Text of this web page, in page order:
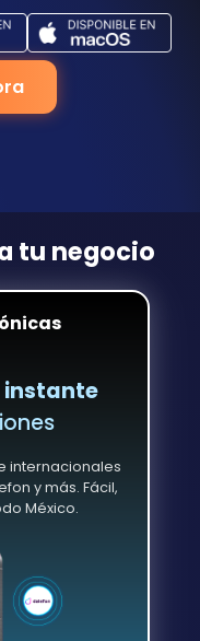
tu negocio
instante
internacionales
y más. Fácil,
México.